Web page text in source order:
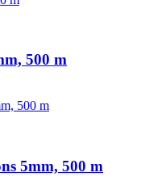
500 m
5mm, 500 m